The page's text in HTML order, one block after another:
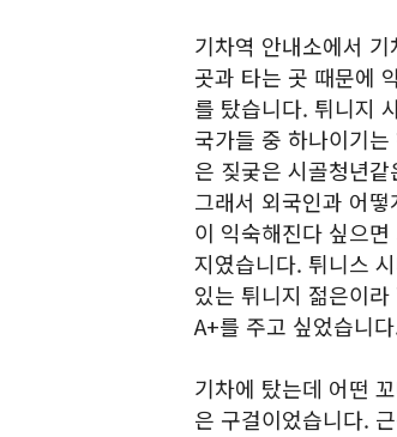
기차역 안내소에서
곳과 타는 곳 때문에
를 탔습니다. 튀니지
국가들 중 하나이기
은 짖궂은 시골청년
그래서 외국인과 어
이 익숙해진다 싶으
지였습니다. 튀니스
있는 튀니지 젊은이
A+를 주고 싶었습니
기차에 탔는데 어떤
은 구걸이었습니다.